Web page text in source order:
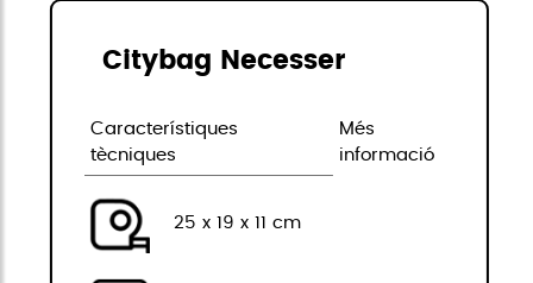
Citybag Necesser
Característiques
tècniques
Més
informació
25 x 19 x 11 cm